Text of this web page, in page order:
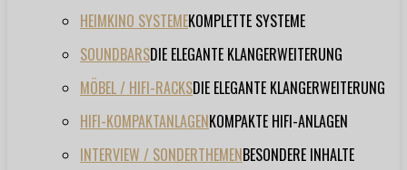
HEIMKINO SYSTEMEKOMPLETTE SYSTEME
SOUNDBARSDIE ELEGANTE KLANGERWEITERUNG
MÖBEL / HIFI-RACKSDIE ELEGANTE KLANGERWEITERUNG
HIFI-KOMPAKTANLAGENKOMPAKTE HIFI-ANLAGEN
INTERVIEW / SONDERTHEMENBESONDERE INHALTE